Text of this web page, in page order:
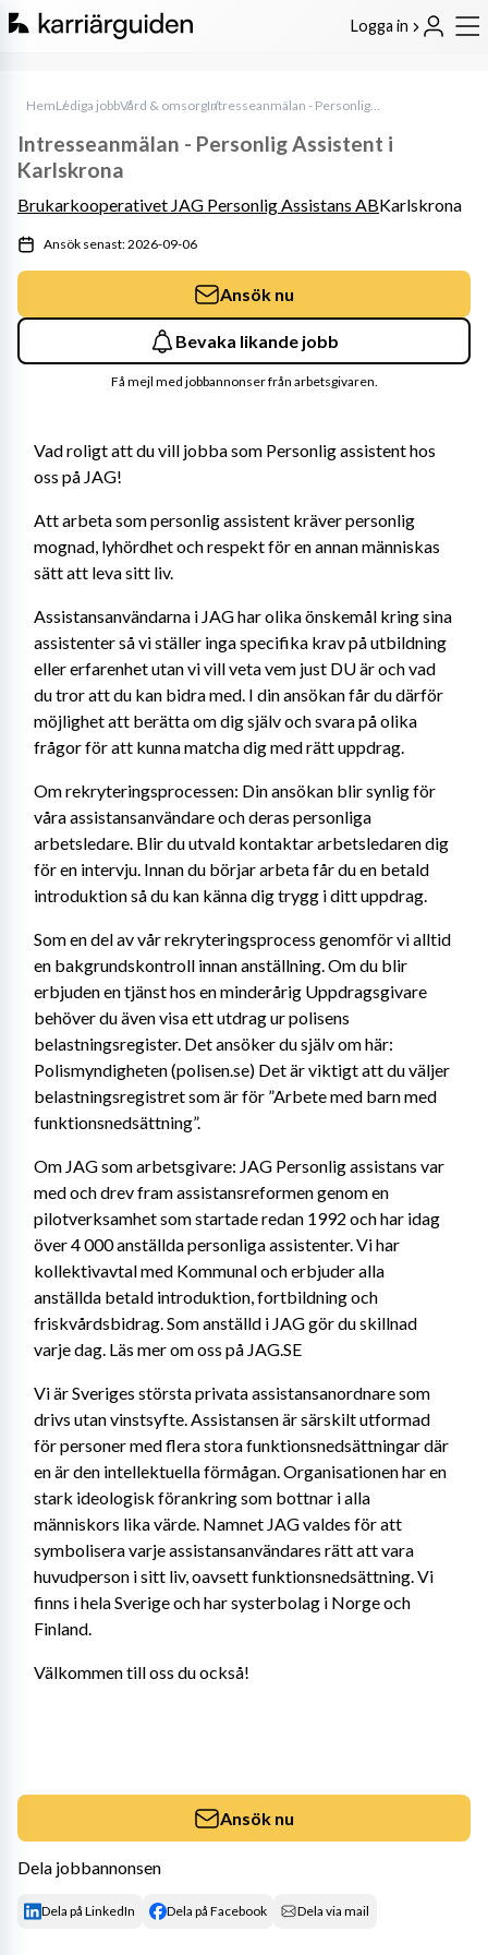
Logga in
HemLediga jobbVård & omsorg Intresseanmälan - Personlig Assistent i Karlskrona
Vad roligt att du vill jobba som Personlig assistent hos
oss på JAG!
Att arbeta som personlig assistent kräver personlig
mognad, lyhördhet och respekt för en annan människas
sätt att leva sitt liv.
Assistansanvändarna i JAG har olika önskemål kring sina
assistenter så vi ställer inga specifika krav på utbildning
eller erfarenhet utan vi vill veta vem just DU är och vad
du tror att du kan bidra med. I din ansökan får du därför
möjlighet att berätta om dig själv och svara på olika
frågor för att kunna matcha dig med rätt uppdrag.
Om rekryteringsprocessen: Din ansökan blir synlig för
våra assistansanvändare och deras personliga
arbetsledare. Blir du utvald kontaktar arbetsledaren dig
för en intervju. Innan du börjar arbeta får du en betald
introduktion så du kan känna dig trygg i ditt uppdrag.
Som en del av vår rekryteringsprocess genomför vi alltid
en bakgrundskontroll innan anställning. Om du blir
erbjuden en tjänst hos en minderårig Uppdragsgivare
behöver du även visa ett utdrag ur polisens
belastningsregister. Det ansöker du själv om här:
Polismyndigheten (polisen.se) Det är viktigt att du väljer
belastningsregistret som är för ”Arbete med barn med
funktionsnedsättning”.
Om JAG som arbetsgivare: JAG Personlig assistans var
med och drev fram assistansreformen genom en
pilotverksamhet som startade redan 1992 och har idag
över 4 000 anställda personliga assistenter. Vi har
kollektivavtal med Kommunal och erbjuder alla
anställda betald introduktion, fortbildning och
friskvårdsbidrag. Som anställd i JAG gör du skillnad
varje dag. Läs mer om oss på JAG.SE
Vi är Sveriges största privata assistansanordnare som
drivs utan vinstsyfte. Assistansen är särskilt utformad
för personer med flera stora funktionsnedsättningar där
en är den intellektuella förmågan. Organisationen har en
stark ideologisk förankring som bottnar i alla
människors lika värde. Namnet JAG valdes för att
symbolisera varje assistansanvändares rätt att vara
huvudperson i sitt liv, oavsett funktionsnedsättning. Vi
finns i hela Sverige och har systerbolag i Norge och
Finland.
Välkommen till oss du också!
Intresseanmälan - Personlig Assistent i
Karlskrona
Brukarkooperativet JAG Personlig Assistans ABKarlskrona
Ansök senast: 2026-09-06
Ansök nu
Bevaka likande jobb
Få mejl med jobbannonser från arbetsgivaren.
Ansök nu
Dela jobbannonsen
Dela på LinkedIn Dela på Facebook Dela via mail